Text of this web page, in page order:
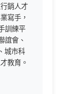
銷人才
寫手，
訓練平
誼會、
城市科
教育。